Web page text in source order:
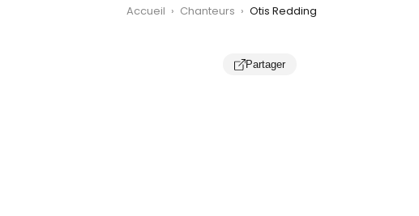
Accueil › Chanteurs › Otis Redding
Partager